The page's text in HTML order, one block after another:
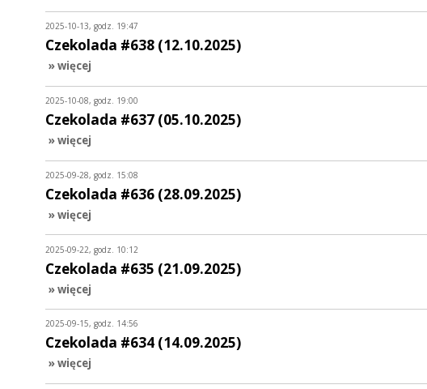
2025-10-13, godz. 19:47
Czekolada #638 (12.10.2025)
» więcej
2025-10-08, godz. 19:00
Czekolada #637 (05.10.2025)
» więcej
2025-09-28, godz. 15:08
Czekolada #636 (28.09.2025)
» więcej
2025-09-22, godz. 10:12
Czekolada #635 (21.09.2025)
» więcej
2025-09-15, godz. 14:56
Czekolada #634 (14.09.2025)
» więcej